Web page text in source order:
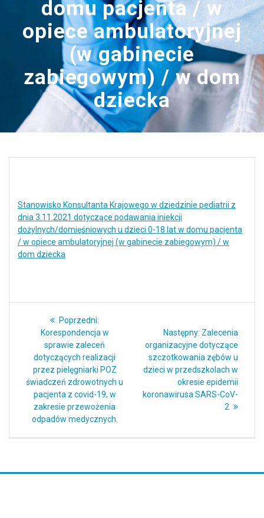
domu pacjenta / w
opiece ambulatoryjnej
(w gabinecie
zabiegowym) / w dom
dziecka
Stanowisko Konsultanta Krajowego w dziedzinie pediatrii z
dnia 3.11.2021 dotyczące podawania iniekcji
dożylnych/domięśniowych u dzieci 0-18 lat w domu pacjenta
/ w opiece ambulatoryjnej (w gabinecie zabiegowym) / w
dom dziecka
Nawigacja
wpisu
Poprzedni:
wpis:
Korespondencja w
sprawie zaleceń
dotyczących realizacji
przez pielęgniarki POZ
świadczeń zdrowotnych u
pacjenta z covid-19, w
zakresie przewożenia
odpadów medycznych.
Następny: Następny
wpis:
Zalecenia
organizacyjne dotyczące
szczotkowania zębów u
dzieci w przedszkolach w
okresie epidemii
koronawirusa SARS-CoV-
2